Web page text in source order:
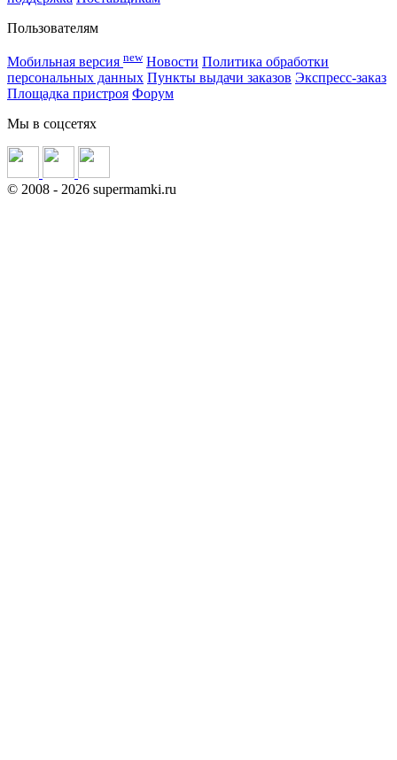
Пользователям
Мобильная версия new Новости Политика обработки
персональных данных Пункты выдачи заказов Экспресс-заказ
Площадка пристроя Форум
Мы в соцсетях
© 2008 - 2026 supermamki.ru